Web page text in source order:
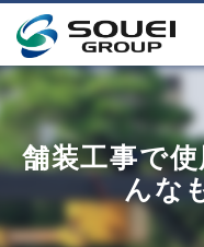
舗装工事で
んな